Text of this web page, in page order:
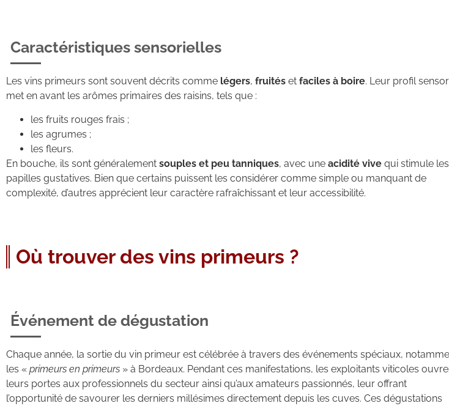
Caractéristiques sensorielles
Les vins primeurs sont souvent décrits comme légers, fruités et faciles à boire. Leur profil
met en avant les arômes primaires des raisins, tels que :
les fruits rouges frais ;
les agrumes ;
les fleurs.
En bouche, ils sont généralement souples et peu tanniques, avec une acidité vive qui stimule les
papilles gustatives. Bien que certains puissent les considérer comme simple ou manquant de
complexité, d’autres apprécient leur caractère rafraîchissant et leur accessibilité.
Où trouver des vins primeurs ?
Événement de dégustation
Chaque année, la sortie du vin primeur est célébrée à travers des événements spéciaux,
les « primeurs en primeurs » à Bordeaux. Pendant ces manifestations, les exploitants viticoles
leurs portes aux professionnels du secteur ainsi qu’aux amateurs passionnés, leur offrant
l’opportunité de savourer les derniers millésimes directement depuis les cuves. Ces dégustations